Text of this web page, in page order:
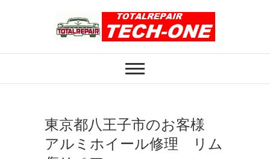
ホイール修理のト
ータルリペアテッ
クワン
東京都八王子市のお客様
アルミホイール修理 リム